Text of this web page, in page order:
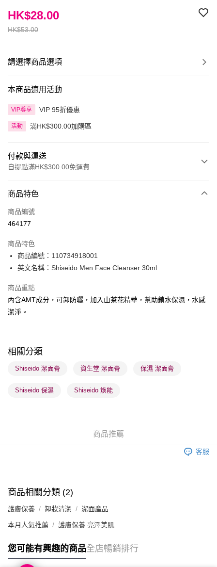
HK$53.00
HK$28.00
請選擇商品選項
本商品適用活動
VIP尊享 VIP 95折優惠
活動 滿HK$300.00加購區
付款與運送
自提點滿HK$300.00免運費
信用卡
Apple Pay
PayMe
WeChat Pay
BoC Pay
送貨方式
每筆HK$65.00，滿HK$300.00或以上免運費
確認發貨後1-3 工作天送達，訂單將隨機分配至SF順豐速運或京東
(香港門市) 只顯示可選門市。確認發貨後2-5個工作天到店，3天內
取。逾期會取消訂單，並不會安排重寄
澳門地區配送 - 確認發貨後1-4個工作天送達
商品特色
商品編號
464177
商品特色
商品編號：110734918001
英文名稱：Shiseido Men Face Cleanser 30ml
商品重點
內含AMT成分，可卸防曬，加入山茶花精華，幫助鎖水保濕，水感
潔淨。
相關分類
Shiseido 潔面膏 資生堂 潔面膏 保濕 潔面膏
Shiseido 保濕 Shiseido 煥能
商品推薦
客服
商品相關分類 (2)
護膚保養 卸妝清潔 潔面產品
本月人氣推薦 護膚保養 亮澤美肌
您可能有興趣的商品全店暢銷排行